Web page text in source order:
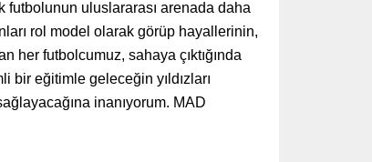
futbolunun uluslararası arenada daha
rol model olarak görüp hayallerinin,
her futbolcumuz, sahaya çıktığında
bir eğitimle geleceğin yıldızları
inanıyorum. MAD